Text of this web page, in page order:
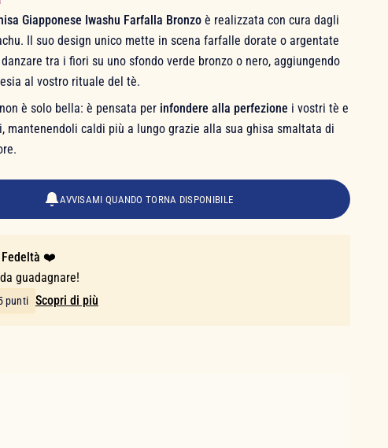
Giapponese Iwashu Farfalla Bronzo è realizzata con cura dagli
Il suo design unico mette in scena farfalle dorate o argentate
tra i fiori su uno sfondo verde bronzo o nero, aggiungendo
al vostro rituale del tè.
è solo bella: è pensata per infondere alla perfezione i vostri tè e
mantenendoli caldi più a lungo grazie alla sua ghisa smaltata di
AVVISAMI QUANDO TORNA DISPONIBILE
Fedeltà ❤️
guadagnare!
punti Scopri di più